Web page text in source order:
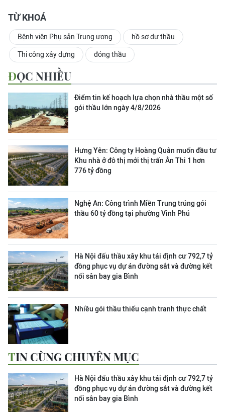
TỪ KHOÁ
Bệnh viện Phụ sản Trung ương hồ sơ dự thầu
Thi công xây dựng đóng thầu
ĐỌC NHIỀU
Điểm tin kế hoạch lựa chọn nhà thầu một số
gói thầu lớn ngày 4/8/2026
Hưng Yên: Công ty Hoàng Quân muốn đầu tư
Khu nhà ở đô thị mới thị trấn Ân Thi 1 hơn
776 tỷ đồng
Nghệ An: Công trình Miền Trung trúng gói
thầu 60 tỷ đồng tại phường Vinh Phú
Hà Nội đấu thầu xây khu tái định cư 792,7 tỷ
đồng phục vụ dự án đường sắt và đường kết
nối sân bay gia Bình
Nhiều gói thầu thiếu cạnh tranh thực chất
TIN CÙNG CHUYÊN MỤC
Hà Nội đấu thầu xây khu tái định cư 792,7 tỷ
đồng phục vụ dự án đường sắt và đường kết
nối sân bay gia Bình